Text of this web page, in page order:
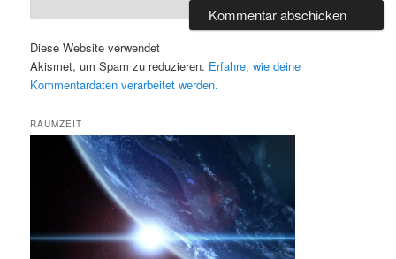
Diese Website verwendet
Akismet, um Spam zu reduzieren. Erfahre, wie deine
Kommentardaten verarbeitet werden.
RAUMZEIT